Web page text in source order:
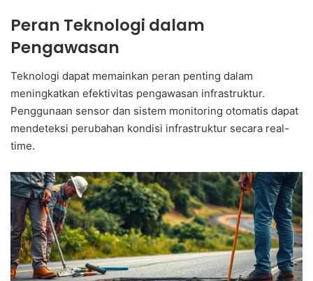
Peran Teknologi dalam
Pengawasan
Teknologi dapat memainkan peran penting dalam
meningkatkan efektivitas pengawasan infrastruktur.
Penggunaan sensor dan sistem monitoring otomatis dapat
mendeteksi perubahan kondisi infrastruktur secara real-
time.